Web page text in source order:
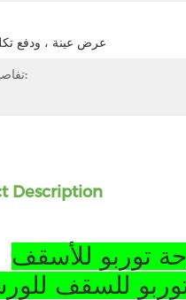
عرض عينة ، ودفع
تفاصيل التغليف:
Description
توربو للأسقف
للسقف